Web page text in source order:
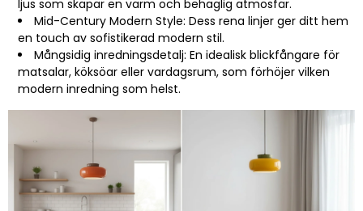
ljus som skapar en varm och behaglig atmosfär.
Mid-Century Modern Style: Dess rena linjer ger ditt hem
en touch av sofistikerad modern stil.
Mångsidig inredningsdetalj: En idealisk blickfångare för
matsalar, köksöar eller vardagsrum, som förhöjer vilken
modern inredning som helst.